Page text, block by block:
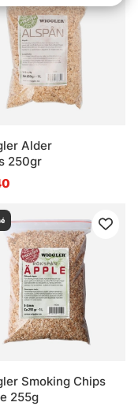
Alder
250gr
Smoking Chips
255g